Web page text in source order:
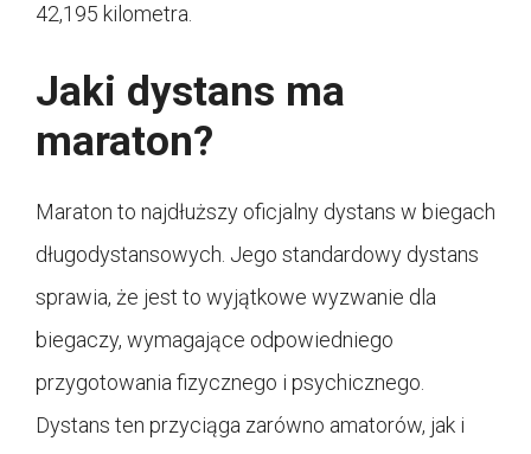
42,195 kilometra.
Jaki dystans ma
maraton?
Maraton to najdłuższy oficjalny dystans w biegach
długodystansowych. Jego standardowy dystans
sprawia, że jest to wyjątkowe wyzwanie dla
biegaczy, wymagające odpowiedniego
przygotowania fizycznego i psychicznego.
Dystans ten przyciąga zarówno amatorów, jak i